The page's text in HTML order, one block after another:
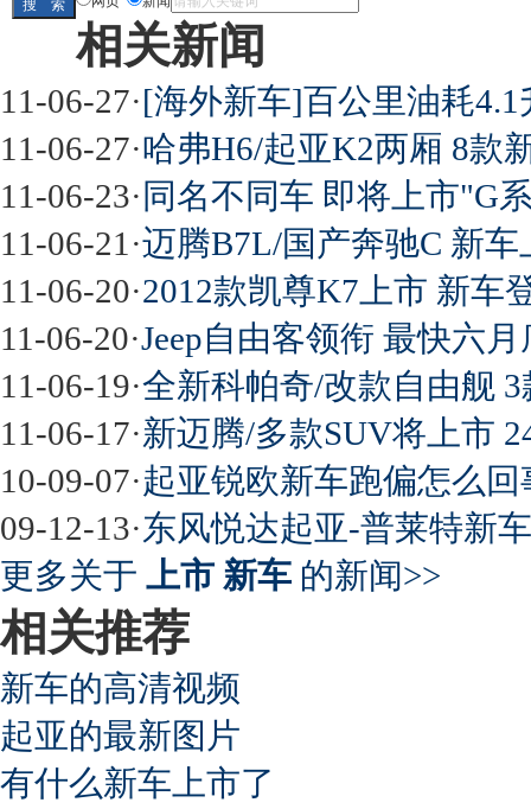
相关新闻
11-06-27·[海外新车]百公里油耗4.1
11-06-27·哈弗H6/起亚K2两厢 8款
11-06-23· 同名不同车 即将上市"G
11-06-21 ·迈腾B7L/国产奔驰C 新
11-06-20·2012款凯尊K7上市 新车
11-06-20·Jeep自由客领衔 最快六
11-06-19·全新科帕奇/改款自由舰
11-06-17·新迈腾/多款SUV将上市
10-09-07·起亚锐欧新车跑偏怎么回
09-12-13·东风悦达起亚-普莱特新
更多关于 上市 新车 的新闻>>
相关推荐
新车的高清视频
起亚的最新图片
有什么新车上市了